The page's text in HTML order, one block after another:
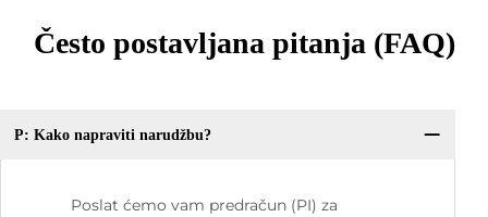
Često postavljana pitanja (FAQ)
P: Kako napraviti narudžbu?
Poslat ćemo vam predračun (PI) za